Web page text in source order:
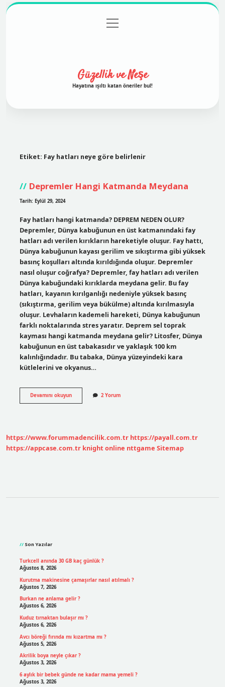
Gizlilik Politikası
menüyü
aç
Güzellik ve Neşe
Hayatına ışıltı katan öneriler bul!
Etiket: Fay hatları neye göre belirlenir
Depremler Hangi Katmanda Meydana
Tarih: Eylül 29, 2024
Fay hatları hangi katmanda? DEPREM NEDEN OLUR?
Depremler, Dünya kabuğunun en üst katmanındaki fay
hatları adı verilen kırıkların hareketiyle oluşur. Fay hattı,
Dünya kabuğunun kayası gerilim ve sıkıştırma gibi yüksek
basınç koşulları altında kırıldığında oluşur. Depremler
nasıl oluşur coğrafya? Depremler, fay hatları adı verilen
Dünya kabuğundaki kırıklarda meydana gelir. Bu fay
hatları, kayanın kırılganlığı nedeniyle yüksek basınç
(sıkıştırma, gerilim veya bükülme) altında kırılmasıyla
oluşur. Levhaların kademeli hareketi, Dünya kabuğunun
farklı noktalarında stres yaratır. Deprem sel toprak
kayması hangi katmanda meydana gelir? Litosfer, Dünya
kabuğunun en üst tabakasıdır ve yaklaşık 100 km
kalınlığındadır. Bu tabaka, Dünya yüzeyindeki kara
kütlelerini ve okyanus…
Devamını okuyunDepremler
Hangi
2 Yorum
https://www.forummadencilik.com.tr https://payall.com.tr
https://appcase.com.tr knight online nttgame Sitemap
Son Yazılar
Turkcell anında 30 GB kaç günlük ?
Ağustos 8, 2026
Kurutma makinesine çamaşırlar nasıl atılmalı ?
Ağustos 7, 2026
Burkan ne anlama gelir ?
Ağustos 6, 2026
Kuduz tırnaktan bulaşır mı ?
Ağustos 6, 2026
Avcı böreği fırında mı kızartma mı ?
Ağustos 5, 2026
Akrilik boya neyle çıkar ?
Ağustos 3, 2026
6 aylık bir bebek günde ne kadar mama yemeli ?
Ağustos 3, 2026